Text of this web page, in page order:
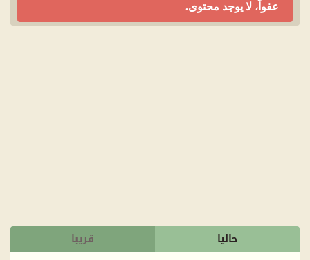
عفواً، لا يوجد محتوى.
حاليا قريبا